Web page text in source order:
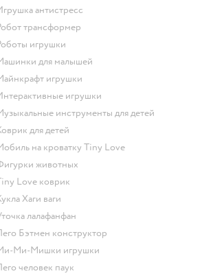
Игрушка антистресс
Робот трансформер
Роботы игрушки
Машинки для малышей
Майнкрафт игрушки
Интерактивные игрушки
Музыкальные инструменты для детей
Коврик для детей
Мобиль на кроватку Tiny Love
Фигурки животных
Tiny Love коврик
Кукла Хаги ваги
Уточка лалафанфан
Лего Бэтмен конструктор
Ми-Ми-Мишки игрушки
Лего человек паук